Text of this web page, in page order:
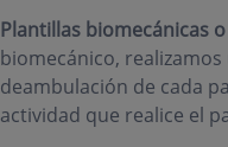
Plantillas biomecánicas
biomecánico,
deambulación de cada
actividad que realice el